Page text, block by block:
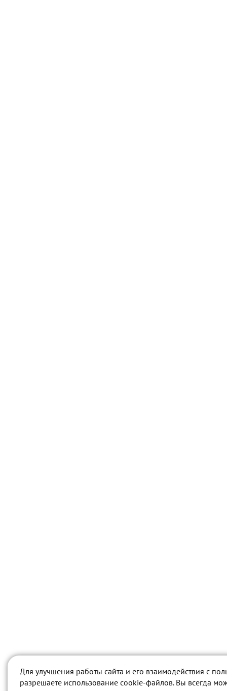
Для улучшения работы сайта и его взаимодействия с
разрешаете использование cookie-файлов. Вы всегда